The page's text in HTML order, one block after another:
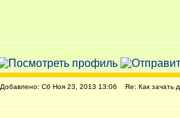
Добавлено: Сб Ноя 23, 2013 13:06 Re: Как зачать